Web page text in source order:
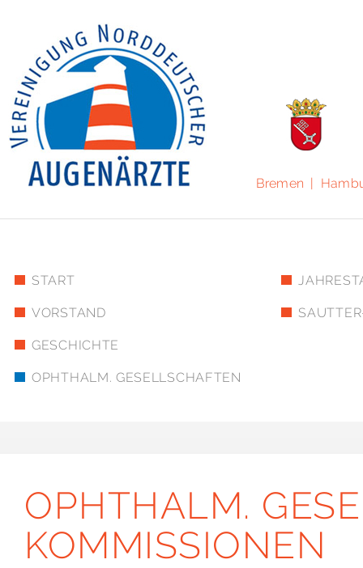
Bremen |
START
VORSTAND
GESCHICHTE
OPHTHALM. GESELLSCHAFTEN
OPHTHALM.
KOMMISSIONEN